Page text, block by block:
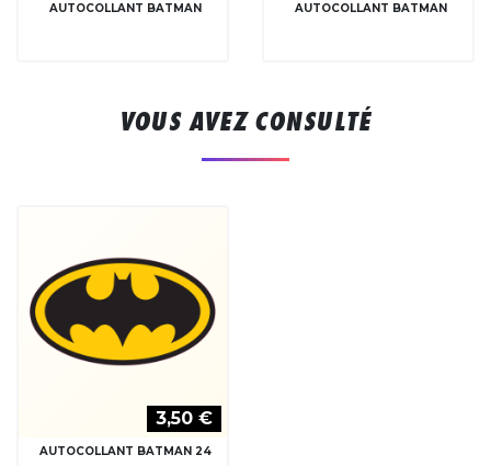
AUTOCOLLANT BATMAN AUTOCOLLANT BATMAN
VOUS AVEZ CONSULTÉ
3,50 €
AUTOCOLLANT BATMAN 24